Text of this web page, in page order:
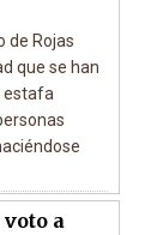
de Rojas
que se han
estafa
a